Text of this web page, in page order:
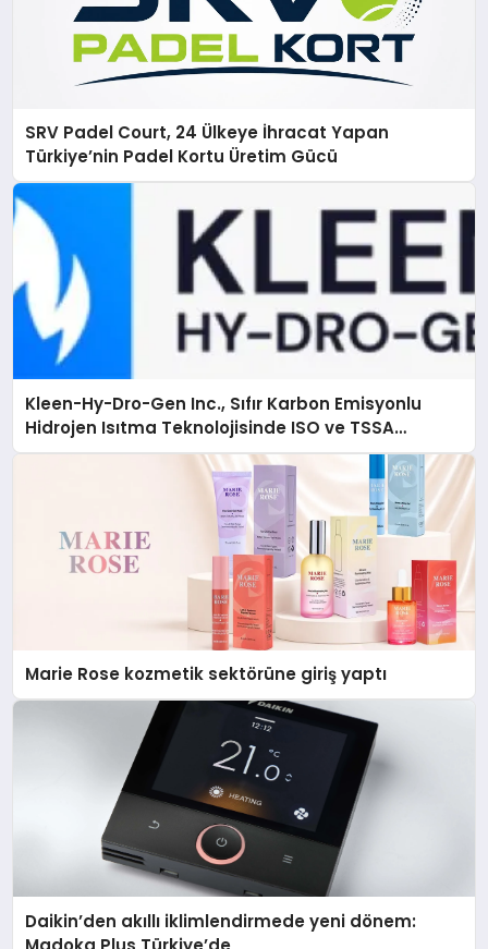
SRV Padel Court, 24 Ülkeye İhracat Yapan
Türkiye’nin Padel Kortu Üretim Gücü
Kleen-Hy-Dro-Gen Inc., Sıfır Karbon Emisyonlu
Hidrojen Isıtma Teknolojisinde ISO ve TSSA
Düzenleyici Onaylarını Aldı
Marie Rose kozmetik sektörüne giriş yaptı
Daikin’den akıllı iklimlendirmede yeni dönem: